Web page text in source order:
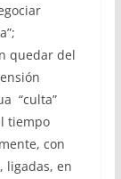
quedar del
“culta”
tiempo
con
ligadas, en